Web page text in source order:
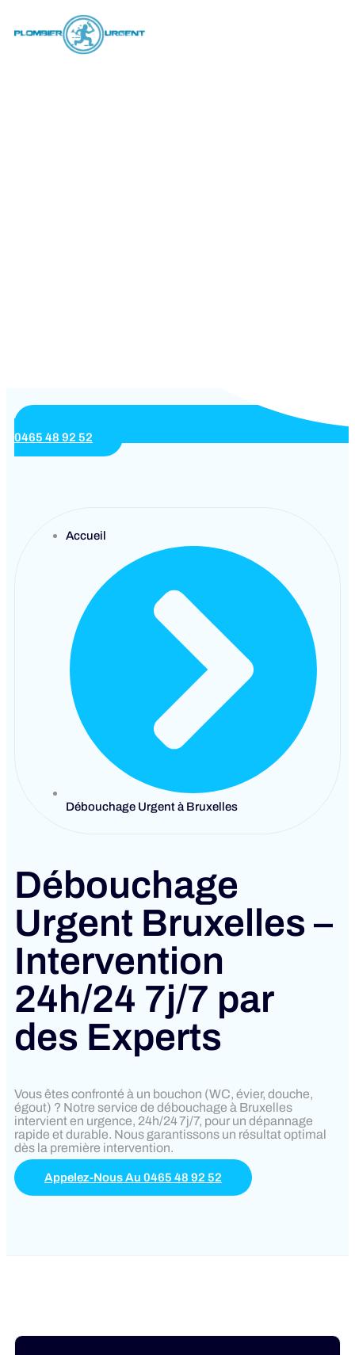
0465 48 92 52
Accueil
Débouchage Urgent à Bruxelles
Débouchage
Urgent Bruxelles –
Intervention
24h/24 7j/7 par
des Experts
Vous êtes confronté à un bouchon (WC, évier, douche,
égout) ? Notre service de débouchage à Bruxelles
intervient en urgence, 24h/24 7j/7, pour un dépannage
rapide et durable. Nous garantissons un résultat optimal
dès la première intervention.
Appelez-Nous Au 0465 48 92 52